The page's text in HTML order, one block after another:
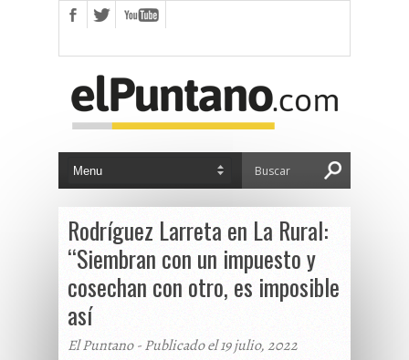
Rodríguez Larreta en La Rural:
“Siembran con un impuesto y
cosechan con otro, es imposible
así
El Puntano - Publicado el 19 julio, 2022